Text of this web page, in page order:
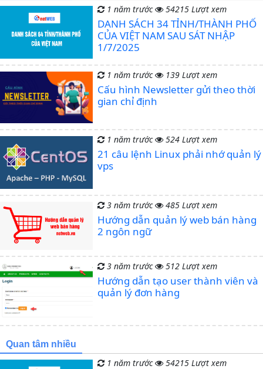
1 năm trước 54215 Lượt xem
DANH SÁCH 34 TỈNH/THÀNH PHỐ
CỦA VIỆT NAM SAU SÁT NHẬP
1/7/2025
1 năm trước 139 Lượt xem
Cấu hình Newsletter gửi theo thời
gian chỉ định
1 năm trước 524 Lượt xem
21 câu lệnh Linux phải nhớ quản lý
vps
3 năm trước 485 Lượt xem
Hướng dẫn quản lý web bán hàng
2 ngôn ngữ
3 năm trước 512 Lượt xem
Hướng dẫn tạo user thành viên và
quản lý đơn hàng
Quan tâm nhiều
1 năm trước 54215 Lượt xem